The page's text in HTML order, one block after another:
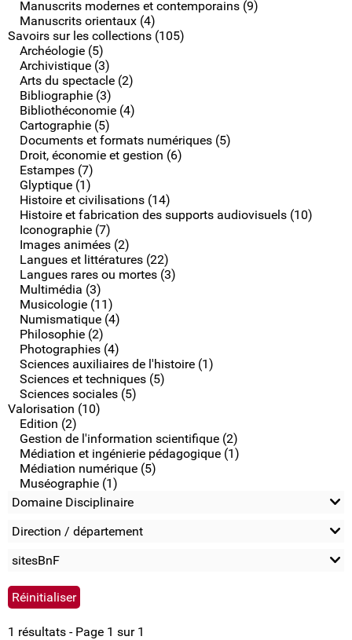
Manuscrits modernes et contemporains (9)
Manuscrits orientaux (4)
Savoirs sur les collections (105)
Archéologie (5)
Archivistique (3)
Arts du spectacle (2)
Bibliographie (3)
Bibliothéconomie (4)
Cartographie (5)
Documents et formats numériques (5)
Droit, économie et gestion (6)
Estampes (7)
Glyptique (1)
Histoire et civilisations (14)
Histoire et fabrication des supports audiovisuels (10)
Iconographie (7)
Images animées (2)
Langues et littératures (22)
Langues rares ou mortes (3)
Multimédia (3)
Musicologie (11)
Numismatique (4)
Philosophie (2)
Photographies (4)
Sciences auxiliaires de l'histoire (1)
Sciences et techniques (5)
Sciences sociales (5)
Valorisation (10)
Edition (2)
Gestion de l'information scientifique (2)
Médiation et ingénierie pédagogique (1)
Médiation numérique (5)
Muséographie (1)
Domaine Disciplinaire
Direction / département
sitesBnF
1 résultats - Page 1 sur 1